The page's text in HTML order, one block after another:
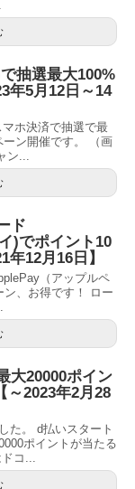
抽選最大100%
年5月12日～14
ホ決済で抽選で最
ン開催です。 （画
...
ド
)でポイント10
12月16日】
（アップルペ
ン、お得です！ ロー
大20000ポイン
～2023年2月28
た。 d払いスタート
ポイントが当たる
コ...